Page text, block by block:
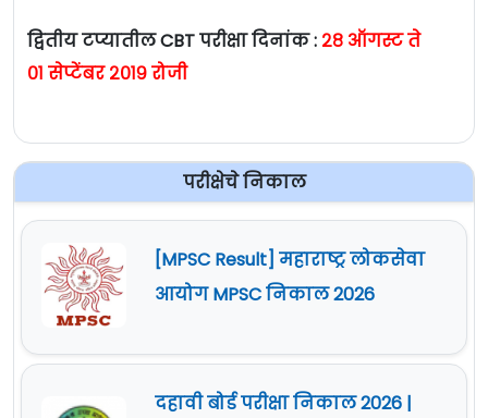
द्वितीय टप्यातील CBT परीक्षा दिनांक : २८ ऑगस्ट ते
०१ सेप्टेंबर २०१९ रोजी
परीक्षेचे निकाल
[MPSC Result] महाराष्ट्र लोकसेवा
आयोग MPSC निकाल 2026
दहावी बोर्ड परीक्षा निकाल 2026 |